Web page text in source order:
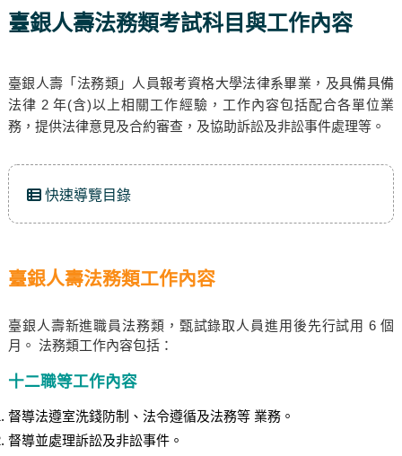
臺銀人壽法務類考試科目與工作內容
臺銀人壽「法務類」人員報考資格大學法律系畢業，及具備具備
法律 2 年(含)以上相關工作經驗，工作內容包括配合各單位業
務，提供法律意見及合約審查，及協助訴訟及非訟事件處理等。
快速導覽目錄
臺銀人壽法務類工作內容
臺銀人壽新進職員法務類，甄試錄取人員進用後先行試用 6 個
月。 法務類工作內容包括：
十二職等工作內容
督導法遵室洗錢防制、法令遵循及法務等 業務。
督導並處理訴訟及非訟事件。